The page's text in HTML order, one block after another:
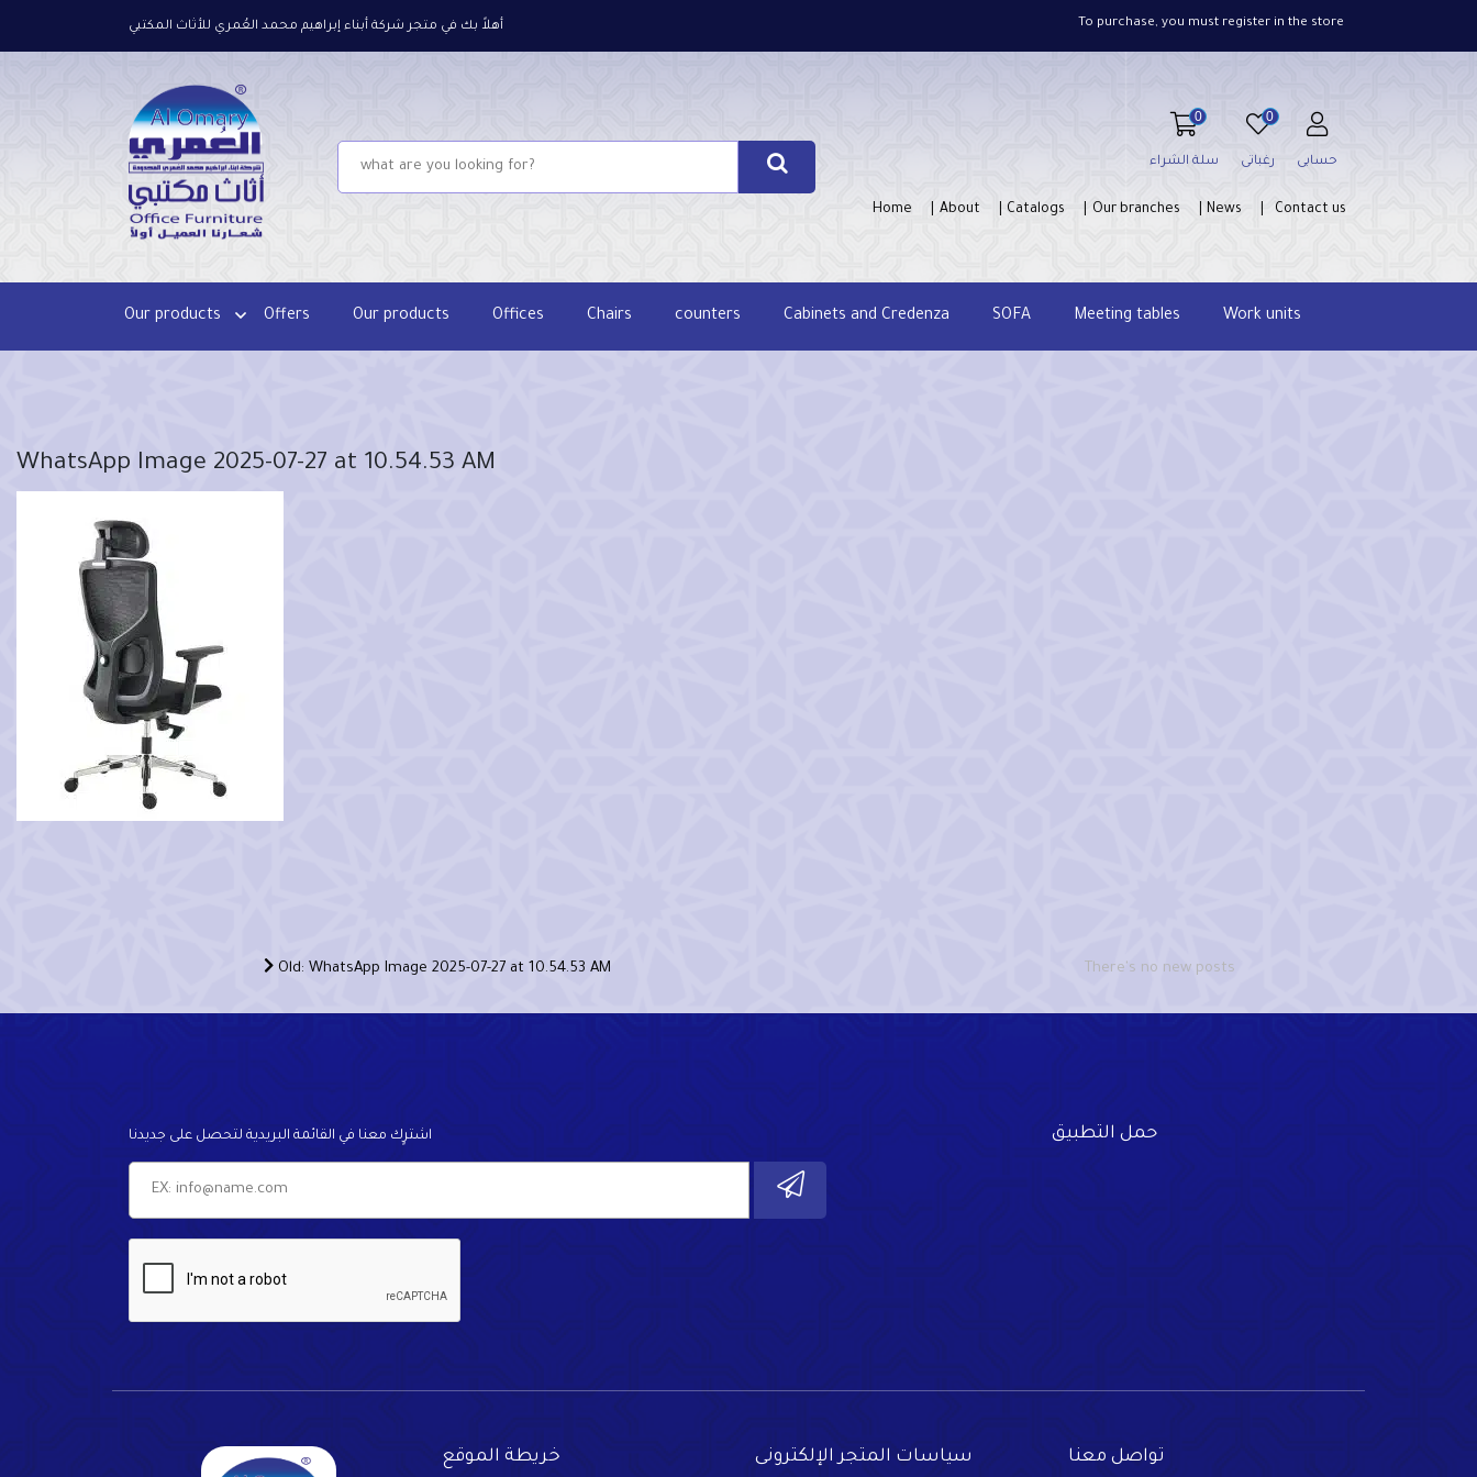
أهلاً بك في متجر شركة أبناء إبراهيم محمد العُمري للأثاث المكتبي To purchase, you must register in the store
0
سلة الشراء
0
رغباتى حسابى
Home About Catalogs Our branches News Contact us
Our products Offers Our products Offices Chairs counters Cabinets and Credenza SOFA Meeting tables Work units
WhatsApp Image 2025-07-27 at 10.54.53 AM
Old: WhatsApp Image 2025-07-27 at 10.54.53 AM There's no new posts
اشترٍك معنا في القائمة البريدية لتحصل على جديدنا حمل التطبيق
خريطة الموقع سياسات المتجر الإلكترونى تواصل معنا